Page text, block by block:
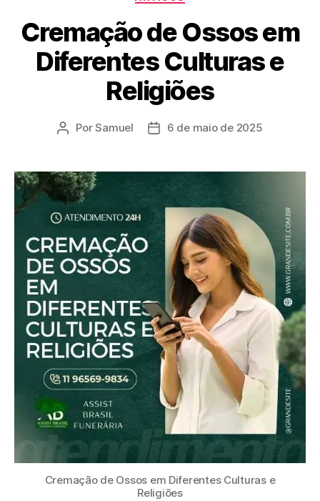
Cremação de Ossos em
Diferentes Culturas e
Religiões
PorSamuel 6 de maio de 2025
Cremação de Ossos em Diferentes Culturas e
Religiões